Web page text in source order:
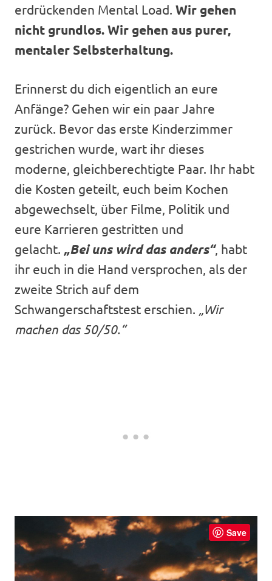
erdrückenden Mental Load. Wir gehen
nicht grundlos. Wir gehen aus purer,
mentaler Selbsterhaltung.
Erinnerst du dich eigentlich an eure
Anfänge? Gehen wir ein paar Jahre
zurück. Bevor das erste Kinderzimmer
gestrichen wurde, wart ihr dieses
moderne, gleichberechtigte Paar. Ihr habt
die Kosten geteilt, euch beim Kochen
abgewechselt, über Filme, Politik und
eure Karrieren gestritten und
gelacht. „Bei uns wird das anders“, habt
ihr euch in die Hand versprochen, als der
zweite Strich auf dem
Schwangerschaftstest erschien. „Wir
machen das 50/50.“
Save